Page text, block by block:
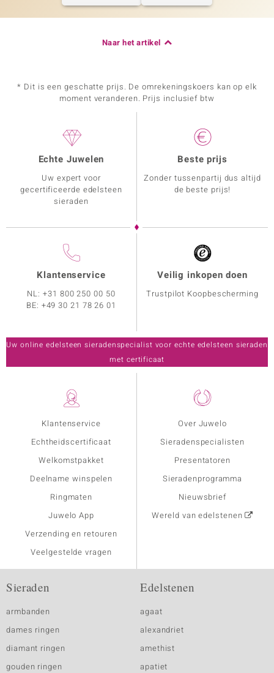
Naar het artikel
* Dit is een geschatte prijs. De omrekeningskoers kan op elk
moment veranderen. Prijs inclusief btw
Klantenservice
Echtheidscertificaat
Welkomstpakket
Deelname winspelen
Ringmaten
Juwelo App
Verzending en retouren
Veelgestelde vragen
Over Juwelo
Sieradenspecialisten
Presentatoren
Sieradenprogramma
Nieuwsbrief
Wereld van edelstenen
Echte Juwelen
Uw expert voor
gecertificeerde edelsteen
sieraden
Beste prijs
Zonder tussenpartij dus altijd
de beste prijs!
Klantenservice
NL:+31 800 250 00 50
BE: +49 30 21 78 26 01
Veilig inkopen doen
Trustpilot Koopbescherming
Uw online edelsteen sieradenspecialist voor echte edelsteen sieraden
met certificaat
Sieraden
armbanden
dames ringen
diamant ringen
gouden ringen
Edelstenen
agaat
alexandriet
amethist
apatiet